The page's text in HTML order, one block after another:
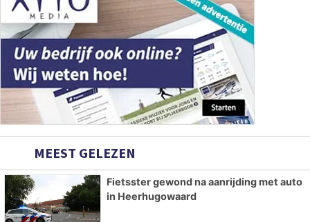
MEEST GELEZEN
Fietsster gewond na aanrijding met auto
in Heerhugowaard